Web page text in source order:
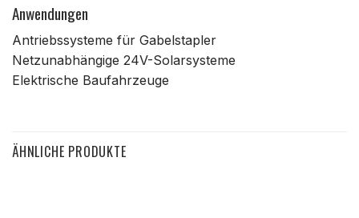
Anwendungen
Antriebssysteme für Gabelstapler
Netzunabhängige 24V-Solarsysteme
Elektrische Baufahrzeuge
ÄHNLICHE PRODUKTE